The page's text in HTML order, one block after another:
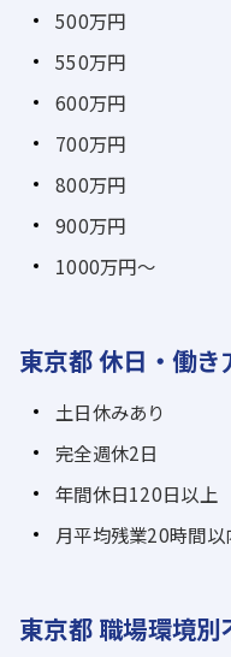
500万円
550万円
600万円
700万円
800万円
900万円
1000万円～
東京都 休日・働き
土日休みあり
完全週休2日
年間休日120日以上
月平均残業20時間以
東京都 職場環境別